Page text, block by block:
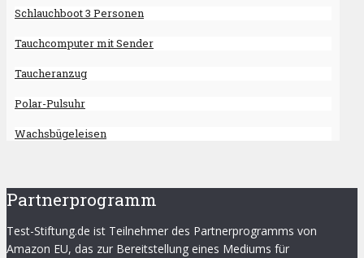
Schlauchboot 3 Personen
Tauchcomputer mit Sender
Taucheranzug
Polar-Pulsuhr
Wachsbügeleisen
Partnerprogramm
Test-Stiftung.de ist Teilnehmer des Partnerprogramms von
Amazon EU, das zur Bereitstellung eines Mediums für